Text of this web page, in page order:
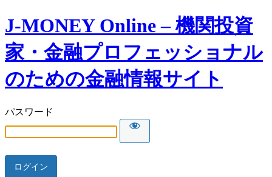
J-MONEY Online – 機関投資
家・金融プロフェッショナル
のための金融情報サイト
パスワード